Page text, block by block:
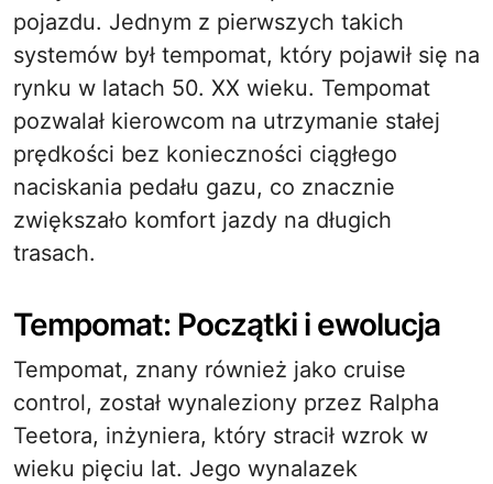
pojazdu. Jednym z pierwszych takich
systemów był tempomat, który pojawił się na
rynku w latach 50. XX wieku. Tempomat
pozwalał kierowcom na utrzymanie stałej
prędkości bez konieczności ciągłego
naciskania pedału gazu, co znacznie
zwiększało komfort jazdy na długich
trasach.
Tempomat: Początki i ewolucja
Tempomat, znany również jako cruise
control, został wynaleziony przez Ralpha
Teetora, inżyniera, który stracił wzrok w
wieku pięciu lat. Jego wynalazek